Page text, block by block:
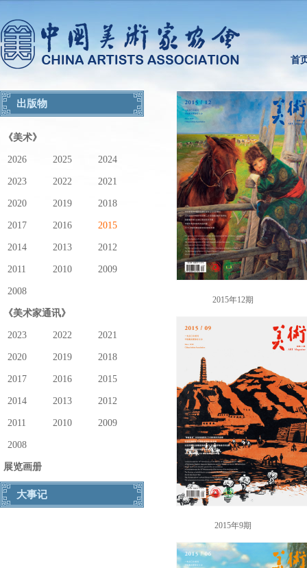
首
出版物
《美术》
2026 2025 2024
2023 2022 2021
2020 2019 2018
2017 2016 2015
2014 2013 2012
2011 2010 2009
2008
《美术家通讯》
2023 2022 2021
2020 2019 2018
2017 2016 2015
2014 2013 2012
2011 2010 2009
2008
展览画册
大事记
2015年12期
2015年9期